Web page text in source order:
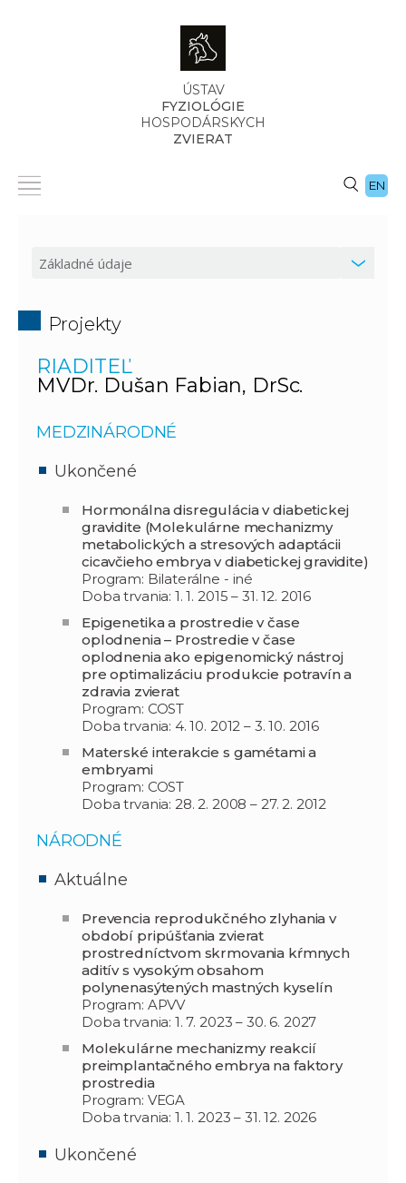
ÚSTAV
FYZIOLÓGIE
HOSPODÁRSKYCH
ZVIERAT
EN
Projekty
RIADITEĽ
MVDr. Dušan Fabian, DrSc.
MEDZINÁRODNÉ
Ukončené
Hormonálna disregulácia v diabetickej
gravidite (Molekulárne mechanizmy
metabolických a stresových adaptácii
cicavčieho embrya v diabetickej gravidite)
Program: Bilaterálne - iné
Doba trvania: 1. 1. 2015 – 31. 12. 2016
Epigenetika a prostredie v čase
oplodnenia – Prostredie v čase
oplodnenia ako epigenomický nástroj
pre optimalizáciu produkcie potravín a
zdravia zvierat
Program: COST
Doba trvania: 4. 10. 2012 – 3. 10. 2016
Materské interakcie s gamétami a
embryami
Program: COST
Doba trvania: 28. 2. 2008 – 27. 2. 2012
NÁRODNÉ
Aktuálne
Prevencia reprodukčného zlyhania v
období pripúšťania zvierat
prostredníctvom skrmovania kŕmnych
aditív s vysokým obsahom
polynenasýtených mastných kyselín
Program: APVV
Doba trvania: 1. 7. 2023 – 30. 6. 2027
Molekulárne mechanizmy reakcií
preimplantačného embrya na faktory
prostredia
Program: VEGA
Doba trvania: 1. 1. 2023 – 31. 12. 2026
Ukončené